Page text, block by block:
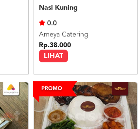
Nasi Kuning
LIHAT
0.0
Ameya Catering
Rp.38.000